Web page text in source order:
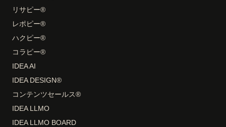
リサピー®
レポピー®
ハクピー®
コラピー®
IDEA AI
IDEA DESIGN®
コンテンツセールス®
IDEA LLMO
IDEA LLMO BOARD